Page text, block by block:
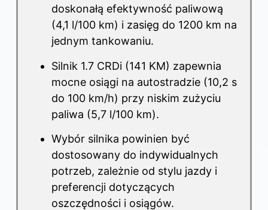
doskonałą efektywność paliwową
(4,1 l/100 km) i zasięg do 1200 km na
jednym tankowaniu.
Silnik 1.7 CRDi (141 KM) zapewnia
mocne osiągi na autostradzie (10,2 s
do 100 km/h) przy niskim zużyciu
paliwa (5,7 l/100 km).
Wybór silnika powinien być
dostosowany do indywidualnych
potrzeb, zależnie od stylu jazdy i
preferencji dotyczących
oszczędności i osiągów.